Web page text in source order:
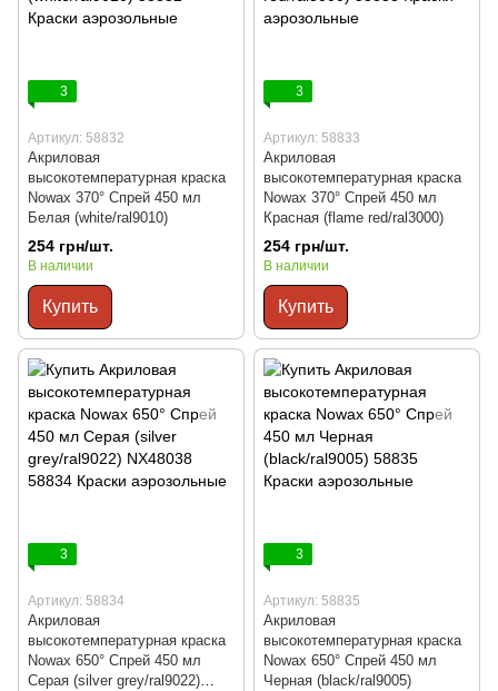
3
Артикул: 58832
Акриловая
высокотемпературная краска
Nowax 370° Спрей 450 мл
Белая (white/ral9010)
254 грн/шт.
В наличии
Купить
3
Артикул: 58833
Акриловая
высокотемпературная краска
Nowax 370° Спрей 450 мл
Красная (flame red/ral3000)
254 грн/шт.
В наличии
Купить
3
Артикул: 58834
Акриловая
высокотемпературная краска
Nowax 650° Спрей 450 мл
Серая (silver grey/ral9022)
3
Артикул: 58835
Акриловая
высокотемпературная краска
Nowax 650° Спрей 450 мл
Черная (black/ral9005)